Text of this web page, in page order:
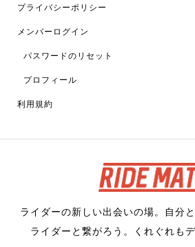
プライバシーポリシー
メンバーログイン
パスワードのリセット
プロフィール
利用規約
ライダーの新しい出会いの場。自分
ライダーと繋がろう。くれぐれも